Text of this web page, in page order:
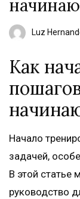
Luz
Как
Начало
задачей,
В этой
руководство